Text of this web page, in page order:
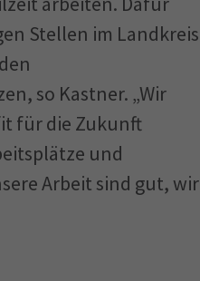
Stellen im Landkreis
so Kastner. „Wir
für die Zukunft
und
Arbeit sind gut, wir